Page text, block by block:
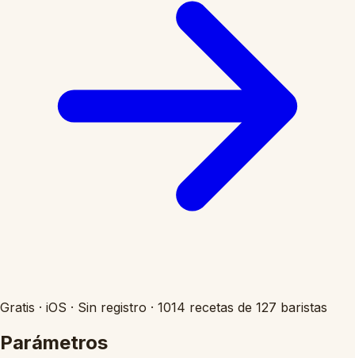
Gratis · iOS · Sin registro · 1014 recetas de 127 baristas
Parámetros